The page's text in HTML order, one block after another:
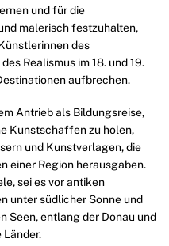
und für die
malerisch festzuhalten,
des
des Realismus im 18. und 19.
aufbrechen.
Antrieb als Bildungsreise,
Kunstschaffen zu holen,
und Kunstverlagen, die
einer Region herausgaben.
sei es vor antiken
unter südlicher Sonne und
Seen, entlang der Donau und
Länder.